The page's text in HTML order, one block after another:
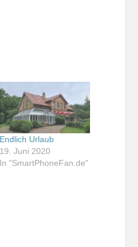
Endlich Urlaub
19. Juni 2020
In "SmartPhoneFan.de"